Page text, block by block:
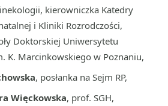
kierowniczka Katedry
i Kliniki Rozrodczości,
Doktorskiej Uniwersytetu
K. Marcinkowskiego w Poznaniu,
, posłanka na Sejm RP,
Więckowska, prof. SGH,